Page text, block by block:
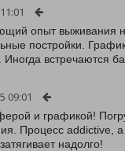
опыт выживания
постройки.
Иногда встречаются
09:01
и графикой!
Процесс addictive,
надолго!